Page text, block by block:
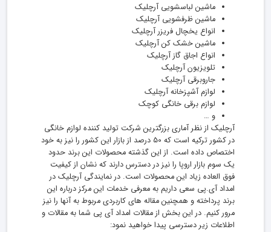
ماشین لباسشویی آرچلیک
ماشین ظرفشویی آرچلیک
انواع یخچال فریزر آرچلیک
ماشین خشک کن آرچلیک
انواع اجاق گاز آرچلیک
تلویزیون آرچلیک
جاروبرقی آرچلیک
لوازم آشپزخانه آرچلیک
لوازم برقی خانگی کوچک
و …
آرچلیک از نظر آماری بزرگترین شرکت تولید کننده لوازم خانگی
در کشور ترکیه است که 50 درصد از بازار این کشور را نیز به خود
اختصاص داده است. از این گذشته محصولات این برند حدود
یک سوم بازار اروپا را نیز در دسترس دارند که نشان از کیفیت
فوق العاده زیاد این محصولات است. در نمایندگی آرچلیک در
امداد آی.پی سعی داریم به معرفی خدمات این مرکز درباره این
برند پرداخته و همچنین مقاله های کاربردی مربوط به آنها را نیز
مرور کنیم. در این بخش از مقالات امداد آی پی شما به مقالات و
اطلاعات زیر دسترسی پیدا خواهید نمود: